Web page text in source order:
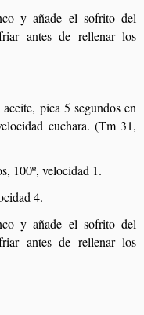
y añade el sofrito del
antes de rellenar los
pica 5 segundos en
cuchara. (Tm 31,
100º, velocidad 1.
4.
y añade el sofrito del
antes de rellenar los